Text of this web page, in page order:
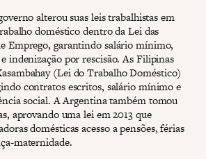
alterou suas leis trabalhistas em
doméstico dentro da Lei das
Emprego, garantindo salário mínimo,
indenização por rescisão. As Filipinas
(Lei do Trabalho Doméstico)
contratos escritos, salário mínimo e
social. A Argentina também tomou
aprovando uma lei em 2013 que
domésticas acesso a pensões, férias
maternidade.